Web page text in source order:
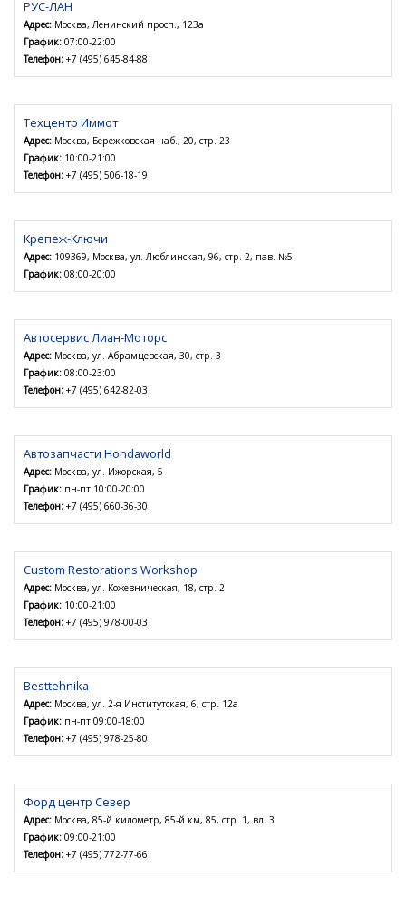
РУС-ЛАН
Адрес: Москва, Ленинский просп., 123а
График: 07:00-22:00
Телефон: +7 (495) 645-84-88
Техцентр Иммот
Адрес: Москва, Бережковская наб., 20, стр. 23
График: 10:00-21:00
Телефон: +7 (495) 506-18-19
Крепеж-Ключи
Адрес: 109369, Москва, ул. Люблинская, 96, стр. 2, пав. №5
График: 08:00-20:00
Автосервис Лиан-Моторс
Адрес: Москва, ул. Абрамцевская, 30, стр. 3
График: 08:00-23:00
Телефон: +7 (495) 642-82-03
Автозапчасти Hondaworld
Адрес: Москва, ул. Ижорская, 5
График: пн-пт 10:00-20:00
Телефон: +7 (495) 660-36-30
Custom Restorations Workshop
Адрес: Москва, ул. Кожевническая, 18, стр. 2
График: 10:00-21:00
Телефон: +7 (495) 978-00-03
Besttehnika
Адрес: Москва, ул. 2-я Институтская, 6, стр. 12а
График: пн-пт 09:00-18:00
Телефон: +7 (495) 978-25-80
Форд центр Север
Адрес: Москва, 85-й километр, 85-й км, 85, стр. 1, вл. 3
График: 09:00-21:00
Телефон: +7 (495) 772-77-66